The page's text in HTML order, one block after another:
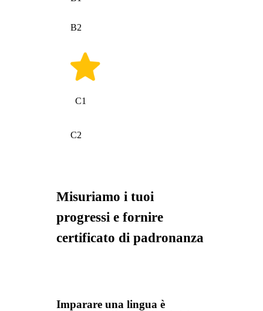
B2
C1
C2
Misuriamo i tuoi
progressi e fornire
certificato di padronanza
Imparare una lingua è